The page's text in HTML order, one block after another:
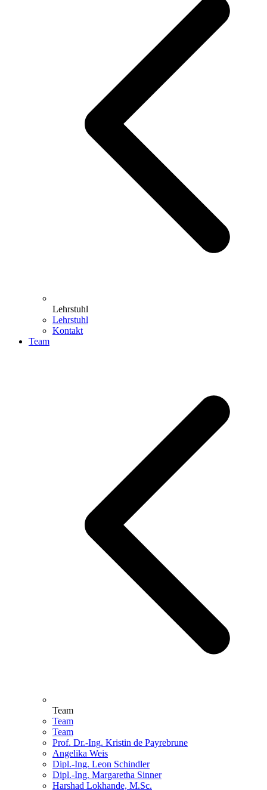
Lehrstuhl
Lehrstuhl
Kontakt
Team
Team
Team
Team
Prof. Dr.-Ing. Kristin de Payrebrune
Angelika Weis
Dipl.-Ing. Leon Schindler
Dipl.-Ing. Margaretha Sinner
Harshad Lokhande, M.Sc.